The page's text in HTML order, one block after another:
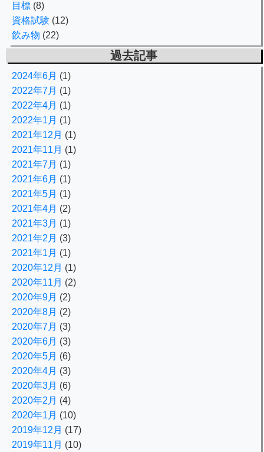
目標 (8)
資格試験 (12)
飲み物 (22)
過去記事
2024年6月 (1)
2022年7月 (1)
2022年4月 (1)
2022年1月 (1)
2021年12月 (1)
2021年11月 (1)
2021年7月 (1)
2021年6月 (1)
2021年5月 (1)
2021年4月 (2)
2021年3月 (1)
2021年2月 (3)
2021年1月 (1)
2020年12月 (1)
2020年11月 (2)
2020年9月 (2)
2020年8月 (2)
2020年7月 (3)
2020年6月 (3)
2020年5月 (6)
2020年4月 (3)
2020年3月 (6)
2020年2月 (4)
2020年1月 (10)
2019年12月 (17)
2019年11月 (10)